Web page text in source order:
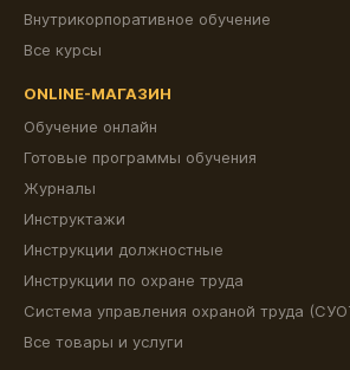
Внутрикорпоративное обучение
Все курсы
ONLINE-МАГАЗИН
Обучение онлайн
Готовые программы обучения
Журналы
Инструктажи
Инструкции должностные
Инструкции по охране труда
Система управления охраной труда
Все товары и услуги